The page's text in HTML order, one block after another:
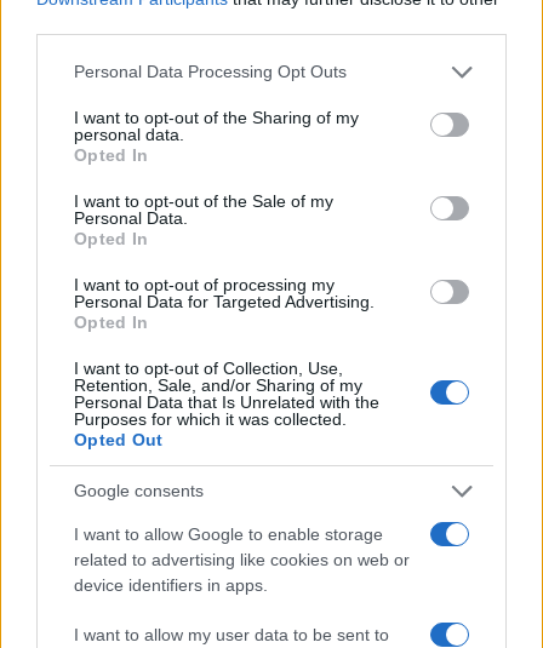
Please note that this website/app uses one or more Google
not limited to your visit or usage behaviour. You may click to
grant or deny consent to Google and its third-party tags to
use your data for below specified purposes in below Google
consent section.
Personal Data Processing Opt Outs
I want to opt-out of the Sharing of my
personal data.
Opted In
I want to opt-out of the Sale of my
Personal Data.
Opted In
I want to opt-out of processing my
Personal Data for Targeted Advertising.
Opted In
I want to opt-out of Collection, Use,
Retention, Sale, and/or Sharing of my
Personal Data that Is Unrelated with the
Purposes for which it was collected.
Opted Out
Google consents
I want to allow Google to enable storage
related to advertising like cookies on web or
device identifiers in apps.
I want to allow my user data to be sent to
lungomare romano
5 anni fa
rossa. Approvato il nuovo
decreto legge anti-Covid
Le perquisizioni hanno infine permesso di rinvenire e
sequestrare cocaina e contanti per 1500 euro.
INTANTO GRAVE EPISODIO DI MALASANITA’
SULL’AURELIA
Precedente
25enne perde la
vita durante
chirurgico: indaga
la Procura
ULTIM’ORA
giovani, arrivato il
parere del Cts
ultime-notizie